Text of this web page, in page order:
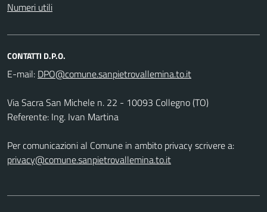
Numeri utili
CONTATTI D.P.O.
E-mail:
Via Sacra San Michele n. 22 - 10093 Collegno (TO)
Referente: Ing. Ivan Martina
Per comunicazioni al Comune in ambito privacy scrivere a:
privacy@comune.sanpietrovallemina.to.it